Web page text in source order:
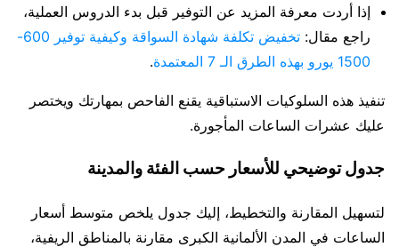
إذا أردت معرفة المزيد عن التوفير قبل بدء الدروس العملية،
راجع مقال:
تخفيض تكلفة شهادة السواقة وكيفية توفير 600-
1500 يورو بهذه الطرق الـ 7 المعتمدة
.
تنفيذ هذه السلوكيات الاستباقية يقنع الفاحص بمهارتك ويختصر
عليك عشرات الساعات المأجورة.
جدول توضيحي للأسعار حسب الفئة والمدينة
لتسهيل المقارنة والتخطيط، إليك جدول يلخص متوسط أسعار
الساعات في المدن الألمانية الكبرى مقارنة بالمناطق الريفية،